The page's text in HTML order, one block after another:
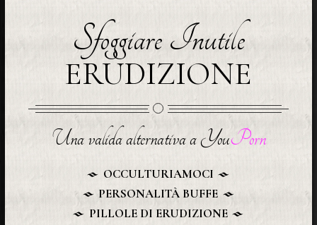
Sfoggiare Inutile
ERUDIZIONE
Una valida alternativa a YouPorn
OCCULTURIAMOCI
PERSONALITÀ BUFFE
PILLOLE DI ERUDIZIONE